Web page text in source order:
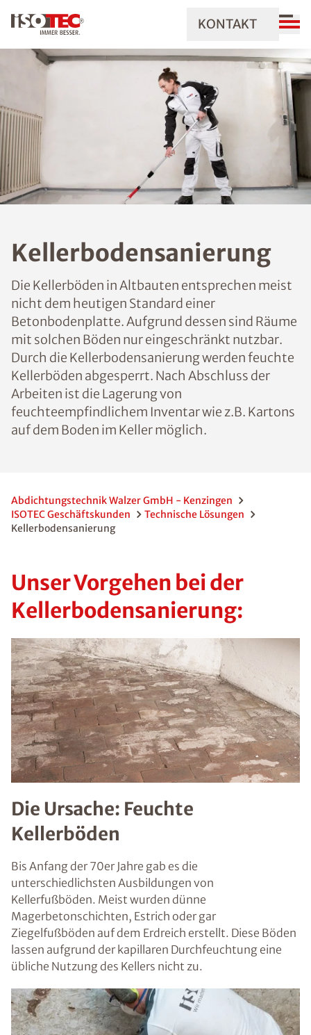
KONTAKT
Kellerbodensanierung
Die Kellerböden in Altbauten entsprechen meist
nicht dem heutigen Standard einer
Betonbodenplatte. Aufgrund dessen sind Räume
mit solchen Böden nur eingeschränkt nutzbar.
Durch die Kellerbodensanierung werden feuchte
Kellerböden abgesperrt. Nach Abschluss der
Arbeiten ist die Lagerung von
feuchteempfindlichem Inventar wie z.B. Kartons
auf dem Boden im Keller möglich.
Abdichtungstechnik Walzer GmbH - Kenzingen
ISOTEC Geschäftskunden
Technische Lösungen
Kellerbodensanierung
Unser Vorgehen bei der
Kellerbodensanierung:
Die Ursache: Feuchte
Kellerböden
Bis Anfang der 70er Jahre gab es die
unterschiedlichsten Ausbildungen von
Kellerfußböden. Meist wurden dünne
Magerbetonschichten, Estrich oder gar
Ziegelfußböden auf dem Erdreich erstellt. Diese Böden
lassen aufgrund der kapillaren Durchfeuchtung eine
übliche Nutzung des Kellers nicht zu.